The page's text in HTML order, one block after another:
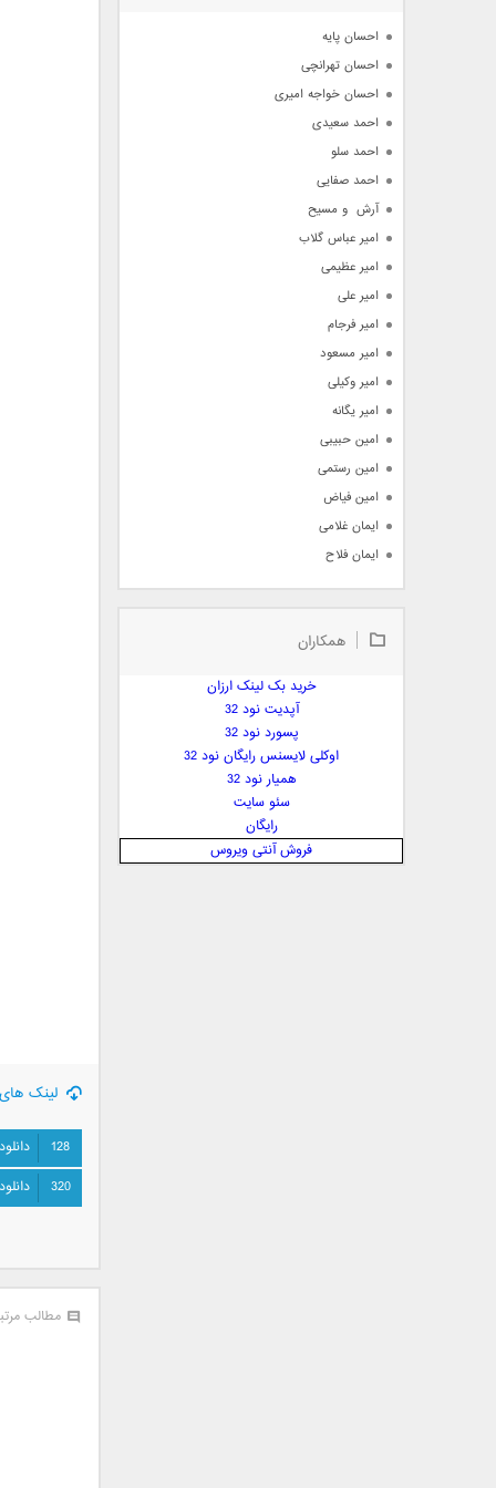
لینک
128
320
مطالب
احسان پایه
احسان تهرانچی
احسان خواجه امیری
احمد سعیدی
احمد سلو
احمد صفایی
آرش  و مسیح
امیر عباس گلاب
امیر عظیمی
امیر علی
امیر فرجام
امیر مسعود
امیر وکیلی
امیر یگانه
امین حبیبی
امین رستمی
امین فیاض
ایمان غلامی
ایمان فلاح
بابک جهانبخش
بابک مافی
بهنام صفوی
پارسا چیلیک
همکاران
خرید بک لینک ارزان
آپدیت نود 32
پسورد نود 32
اوکلی لایسنس رایگان نود 32
همیار نود 32
سئو سایت
رایگان
فروش آنتی ویروس